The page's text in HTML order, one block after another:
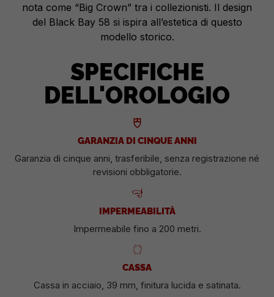
nota come “Big Crown” tra i collezionisti. Il design
del Black Bay 58 si ispira all’estetica di questo
modello storico.
SPECIFICHE
DELL'OROLOGIO
GARANZIA DI CINQUE ANNI
Garanzia di cinque anni, trasferibile, senza registrazione né
revisioni obbligatorie.
IMPERMEABILITÀ
Impermeabile fino a 200 metri.
CASSA
Cassa in acciaio, 39 mm, finitura lucida e satinata.